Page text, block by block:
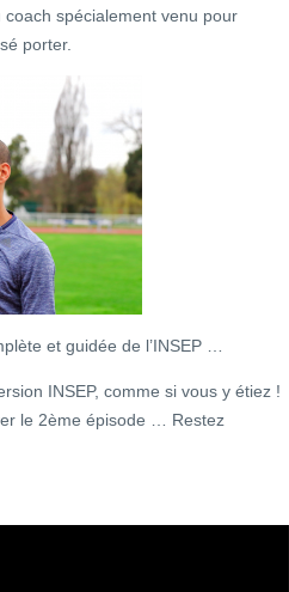
coach spécialement venu pour
porter.
et guidée de l’INSEP …
INSEP, comme si vous y étiez !
le 2ème épisode … Restez